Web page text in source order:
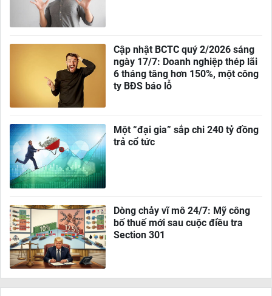
Cập nhật BCTC quý 2/2026 sáng
ngày 17/7: Doanh nghiệp thép lãi
6 tháng tăng hơn 150%, một công
ty BĐS báo lỗ
Một “đại gia” sắp chi 240 tỷ đồng
trả cổ tức
Dòng chảy vĩ mô 24/7: Mỹ công
bố thuế mới sau cuộc điều tra
Section 301